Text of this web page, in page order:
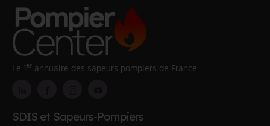
Le 1er annuaire des sapeurs pompiers de France.
SDIS et Sapeurs-Pompiers